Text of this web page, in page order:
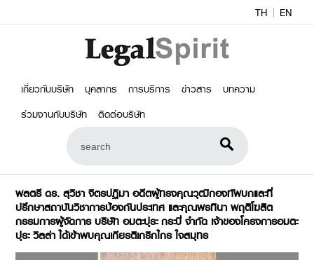
TH EN
เกี่ยวกับบริษัท บุคลากร การบริการ ข่าวสาร
บทความ
ร่วมงานกับบริษัท
ติดต่อบริษัท
พลตรี ดร. สุวิชา จิตรปฏิมา อดีตผู้ทรงคุณวุฒิกองทัพบกและที่
ปรึกษาสถาบันวิชาการป้องกันประเทศ และคุณพรทินา พฤติโฆสิต
กรรมการผู้จัดการ บริษัท อมตะปุระ กระบี่ จำกัด เจ้าของโครงการอมตะ
ปุระ วิลล่า ได้เข้าพบคุณเกียรติเกริกไกร ใจสมุทร